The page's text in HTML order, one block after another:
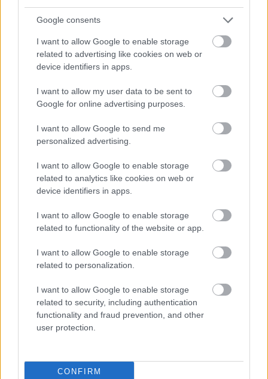
Google consents
I want to allow Google to enable storage
related to advertising like cookies on web or
device identifiers in apps.
I want to allow my user data to be sent to
Google for online advertising purposes.
I want to allow Google to send me
personalized advertising.
I want to allow Google to enable storage
related to analytics like cookies on web or
device identifiers in apps.
I want to allow Google to enable storage
related to functionality of the website or app.
I want to allow Google to enable storage
related to personalization.
I want to allow Google to enable storage
related to security, including authentication
functionality and fraud prevention, and other
user protection.
CONFIRM
A fiumei cukorfinomító a 18. század közepén már
működött. A képen a gyár előtti kikötőt látjuk, rövid
mólóval és valamiféle, az árurakodást megkönnyítő
emelőszerkezettel. A tengeri (de folyami) kikötők
legértékesebb részei a meredek kőfallal
megerősített, feltöltött rakpartok voltak. Ilyet ezen a
képen nem láthatunk, a tengerbe nyúló meredeken
lejtő móló a cukorfinomító forgalmát kielégíti.
A kép előterében halászok húzzák ki a fejhálójukat.